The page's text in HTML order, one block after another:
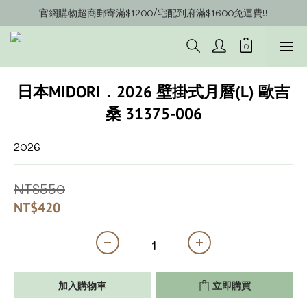
官網會員募集中~立即註冊即可獲得購物金$20!!!
官網購物超商郵寄滿$1200/宅配到府滿$1600免運費!!
官網會員募集中~立即註冊即可獲得購物金$20!!!
日本MIDORI．2026 壁掛式月曆(L) 歐吉
桑 31375-006
2026
NT$550
NT$420
加入購物車 立即購買